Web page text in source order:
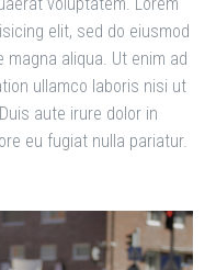
voluptatem. Lorem
elit, sed do eiusmod
aliqua. Ut enim ad
ullamco laboris nisi ut
aute irure dolor in
eu fugiat nulla pariatur.